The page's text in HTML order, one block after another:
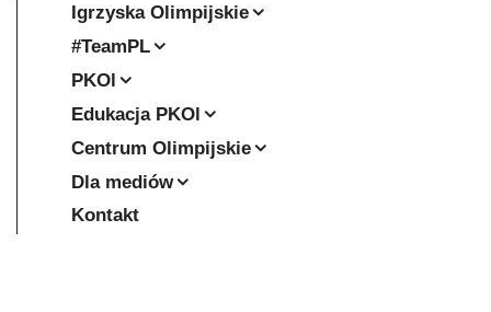
Igrzyska Olimpijskie
#TeamPL
PKOl
Edukacja PKOl
Centrum Olimpijskie
Dla mediów
Kontakt